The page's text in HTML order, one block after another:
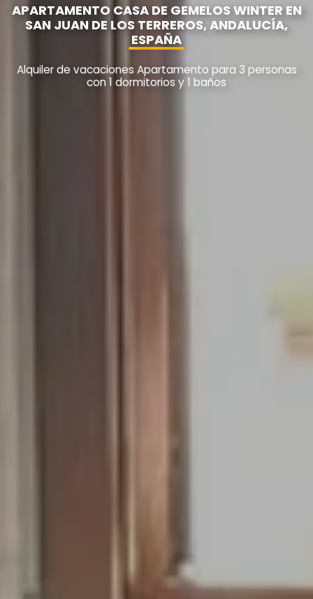
APARTAMENTO CASA DE GEMELOS WINTER EN
SAN JUAN DE LOS TERREROS, ANDALUCÍA,
ESPAÑA
Alquiler de vacaciones Apartamento para 3 personas
con 1 dormitorios y 1 baños